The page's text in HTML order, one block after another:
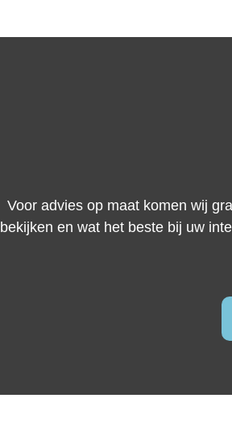
Voor advies op maat komen wij
bekijken en wat het beste bij uw